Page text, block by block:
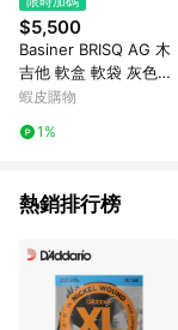
$5,500
Basiner BRISQ AG 木
吉他 軟盒 軟袋 灰色
【黃石樂器】
蝦皮購物
1%
熱銷排行榜